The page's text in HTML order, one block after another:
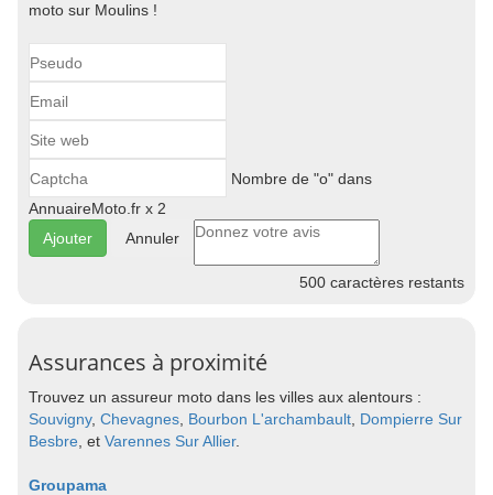
moto sur Moulins !
Nombre de "o" dans
AnnuaireMoto.fr x 2
Annuler
500 caractères restants
Assurances à proximité
Trouvez un assureur moto dans les villes aux alentours :
Souvigny, Chevagnes Bourbon L'archambault Dompierre Sur
Besbre , et Varennes Sur Allier.
Groupama